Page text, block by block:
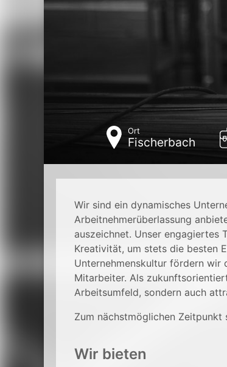
Ort
Fischerbach
Wir sind ein dynamisches
Arbeitnehmerüberlassung
auszeichnet. Unser engagiertes
Kreativität, um stets die besten
Unternehmenskultur fördern wir
Mitarbeiter. Als
Arbeitsumfeld, sondern auch
Zum nächstmöglichen
Wir bieten